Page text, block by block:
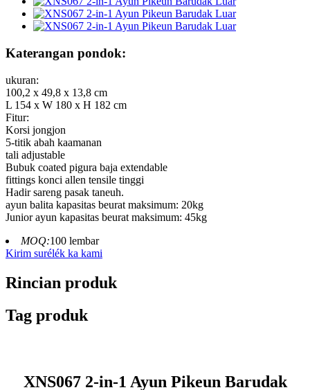
Katerangan pondok:
ukuran:
100,2 x 49,8 x 13,8 cm
L 154 x W 180 x H 182 cm
Fitur:
Korsi jongjon
5-titik abah kaamanan
tali adjustable
Bubuk coated pigura baja extendable
fittings konci allen tensile tinggi
Hadir sareng pasak taneuh.
ayun balita kapasitas beurat maksimum: 20kg
Junior ayun kapasitas beurat maksimum: 45kg
MOQ:100 lembar
Kirim surélék ka kami
Rincian produk
Tag produk
XNS067 2-in-1 Ayun Pikeun Barudak